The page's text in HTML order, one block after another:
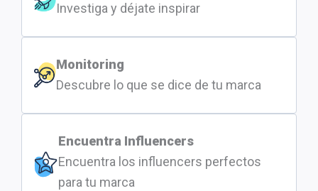
Investiga y déjate inspirar
Monitoring
Descubre lo que se dice de tu marca
Encuentra Influencers
Encuentra los influencers perfectos
para tu marca